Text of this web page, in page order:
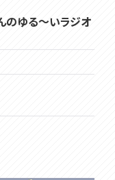
のゆる～いラジオ